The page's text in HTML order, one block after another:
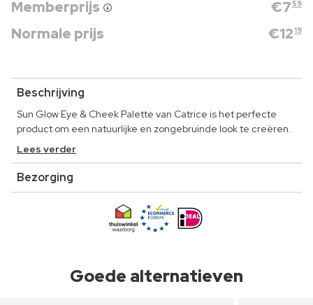
Memberprijs €7 59
Normale prijs €1219
Beschrijving
Sun Glow Eye & Cheek Palette van Catrice is het perfecte
product om een natuurlijke en zongebruinde look te creëren.
Lees verder
Bezorging
Goede alternatieven